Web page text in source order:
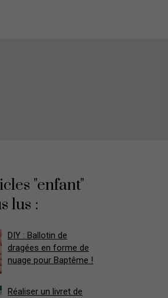
"enfant"
lus :
DIY : Ballotin de
dragées en forme de
nuage pour Baptême !
Réaliser un livret de